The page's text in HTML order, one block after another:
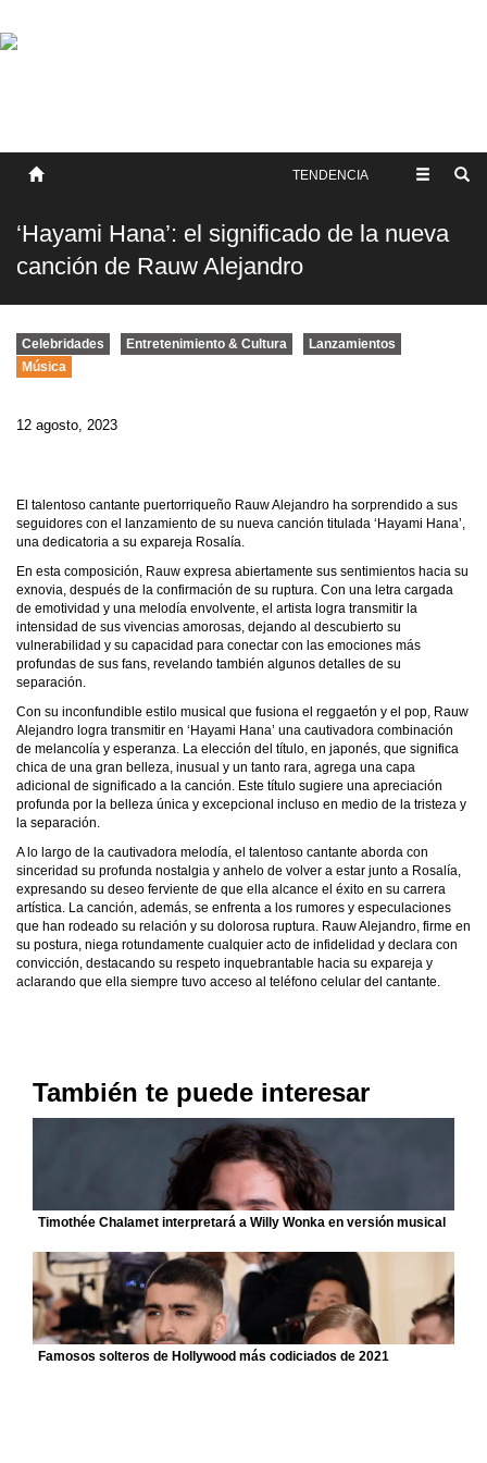
SOBRE NOSOTROS
TENDENCIA
‘Hayami Hana’: el significado de la nueva
canción de Rauw Alejandro
Celebridades Entretenimiento & Cultura
Lanzamientos
Música
12 agosto, 2023
El talentoso cantante puertorriqueño Rauw Alejandro ha sorprendido a sus
seguidores con el lanzamiento de su nueva canción titulada ‘Hayami Hana’,
una dedicatoria a su expareja Rosalía.
En esta composición, Rauw expresa abiertamente sus sentimientos hacia su
exnovia, después de la confirmación de su ruptura. Con una letra cargada
de emotividad y una melodía envolvente, el artista logra transmitir la
intensidad de sus vivencias amorosas, dejando al descubierto su
vulnerabilidad y su capacidad para conectar con las emociones más
profundas de sus fans, revelando también algunos detalles de su
separación.
Con su inconfundible estilo musical que fusiona el reggaetón y el pop, Rauw
Alejandro logra transmitir en ‘Hayami Hana’ una cautivadora combinación
de melancolía y esperanza. La elección del título, en japonés, que significa
chica de una gran belleza, inusual y un tanto rara, agrega una capa
adicional de significado a la canción. Este título sugiere una apreciación
profunda por la belleza única y excepcional incluso en medio de la tristeza y
la separación.
A lo largo de la cautivadora melodía, el talentoso cantante aborda con
sinceridad su profunda nostalgia y anhelo de volver a estar junto a Rosalía,
expresando su deseo ferviente de que ella alcance el éxito en su carrera
artística. La canción, además, se enfrenta a los rumores y especulaciones
que han rodeado su relación y su dolorosa ruptura. Rauw Alejandro, firme en
su postura, niega rotundamente cualquier acto de infidelidad y declara con
convicción, destacando su respeto inquebrantable hacia su expareja y
aclarando que ella siempre tuvo acceso al teléfono celular del cantante.
También te puede interesar
Timothée Chalamet interpretará a Willy Wonka en versión musical
Famosos solteros de Hollywood más codiciados de 2021